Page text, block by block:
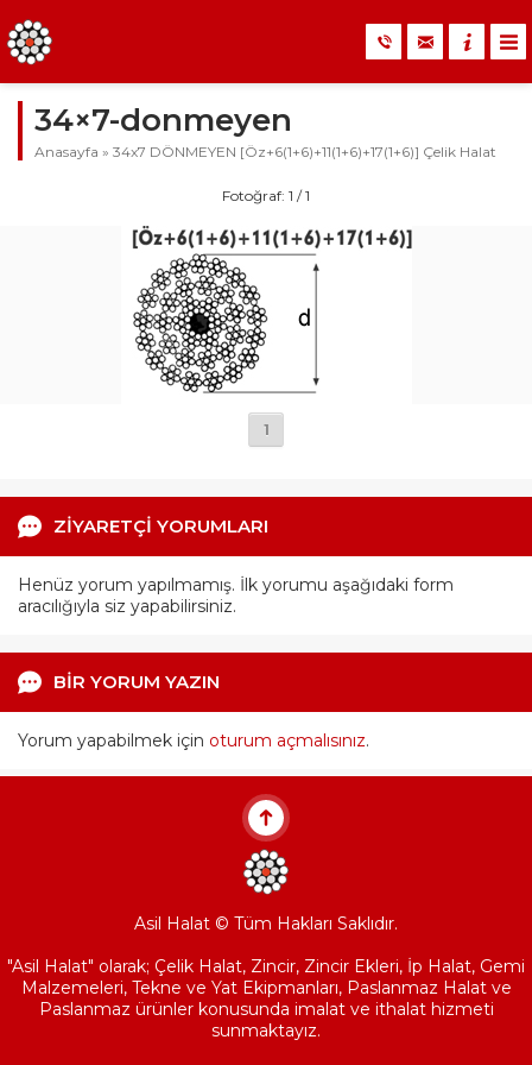
34×7-donmeyen
Anasayfa » 34x7 DÖNMEYEN [Öz+6(1+6)+11(1+6)+17(1+6)] Çelik Halat
Fotoğraf: 1 / 1
1
ZİYARETÇİ YORUMLARI
Henüz yorum yapılmamış. İlk yorumu aşağıdaki form
aracılığıyla siz yapabilirsiniz.
BİR YORUM YAZIN
Yorum yapabilmek için oturum açmalısınız.
Asil Halat © Tüm Hakları Saklıdır.
"Asil Halat" olarak; Çelik Halat, Zincir, Zincir Ekleri, İp Halat, Gemi
Malzemeleri, Tekne ve Yat Ekipmanları, Paslanmaz Halat ve
Paslanmaz ürünler konusunda imalat ve ithalat hizmeti
sunmaktayız.